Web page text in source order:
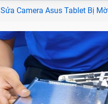
Sửa Camera Asus Tablet Bị Mờ